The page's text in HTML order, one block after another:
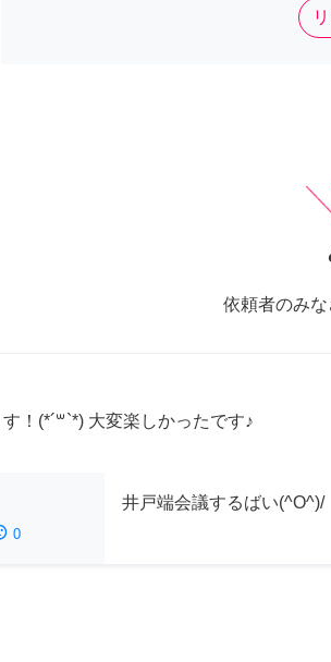
依頼者のみ
！(*´꒳`*) 大変楽しかったです♪
0
井戸端会議するばい(^O^)/